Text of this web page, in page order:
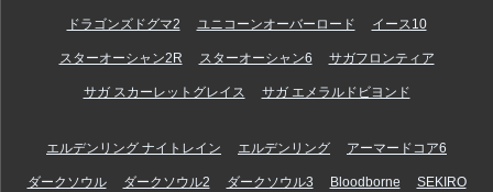
ドラゴンズドグマ2 ユニコーンオーバーロード イース10
スターオーシャン2R スターオーシャン6 サガフロンティア
サガ スカーレットグレイス サガ エメラルドビヨンド
エルデンリング ナイトレイン エルデンリング アーマードコア6
ダークソウル ダークソウル2 ダークソウル3 Bloodborne SEKIRO